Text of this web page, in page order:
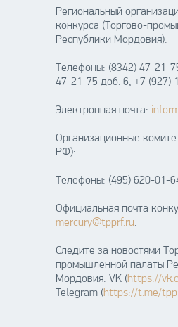
Региональный
конкурса (Торгово-
Республики Мордовия):
Телефоны: (8342) 47-21-
47-21-75 доб. 6, +7 (927)
Электронная почта:
Организационные
РФ):
Телефоны: (495) 620-01-
Официальная почта
mercury@tpprf.ru.
Следите за новостями
промышленной палаты
Мордовия: VK (https://
Telegram (https://t.me/